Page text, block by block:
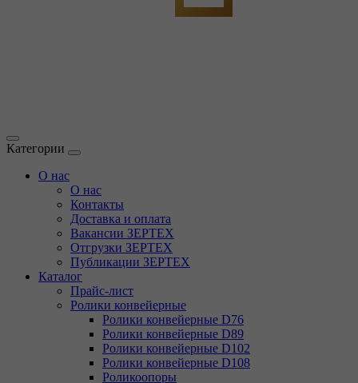
Категории
О нас
О нас
Контакты
Доставка и оплата
Вакансии ЗЕРТЕХ
Отгрузки ЗЕРТЕХ
Публикации ЗЕРТЕХ
Каталог
Прайс-лист
Ролики конвейерные
Ролики конвейерные D76
Ролики конвейерные D89
Ролики конвейерные D102
Ролики конвейерные D108
Роликоопоры